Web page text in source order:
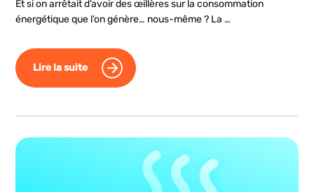
Et si on arrêtait d’avoir des œillères sur la consommation
énergétique que l’on génère… nous-même ? La …
Lire la suite